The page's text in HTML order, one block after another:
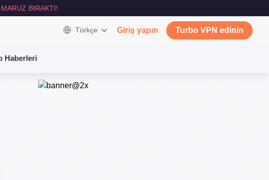
MARUZ BIRAKTI!
Türkçe Giriş yapın Turbo VPN edinin
Haberleri